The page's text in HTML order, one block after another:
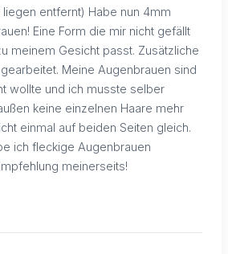
entfernt) Habe nun 4mm
Eine Form die mir nicht gefällt
meinem Gesicht passt. Zusätzliche
Meine Augenbrauen sind
wollte und ich musste selber
keine einzelnen Haare mehr
einmal auf beiden Seiten gleich.
ich fleckige Augenbrauen
meinerseits!